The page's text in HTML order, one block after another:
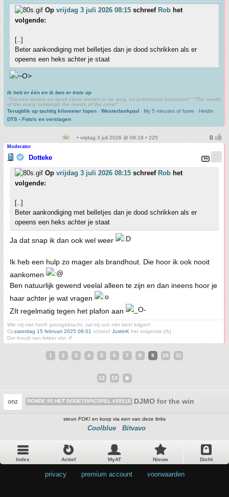
Op vrijdag 3 juli 2026 08:15 schreef Rob het
volgende:
[..]
Beter aankondiging met belletjes dan je dood schrikken als er
opeens een heks achter je staat
Ik heb er één en ik ben er trots op
"Tussen droom en daad staan wetten in de weg, en praktische bezwaren" "The needs
of the many outweigh the needs of the crew"
Terugblik op tachtig kilometer lopen - Westerborkpad - My 5 minutes of fame - Heldin
DTS - Foto's en verslagen
• vrijdag 3 juli 2026 @ 08:18 • 225
Moderator
Dotteke
Op vrijdag 3 juli 2026 08:15 schreef Rob het
volgende:
[..]
Beter aankondiging met belletjes dan je dood schrikken als er
opeens een heks achter je staat
Ja dat snap ik dan ook wel weer
Ik heb een hulp zo mager als brandhout. Die hoor ik ook nooit
aankomen
Ben natuurlijk gewend veelal alleen te zijn en dan ineens hoor je
haar achter je wat vragen
ZIt regelmatig tegen het plafon aan
Wie mij niet heeft grootgebracht, zal mij ook niet klein krijgen!
Opzaterdag 15 februari 2025 08:01 schreef JustinK het volgende:[/b]
Dot houdt van lekker vlot :P
1 2 3 4 5 6 7 8 9 10 11
12 13
onz RONDE 95 HET DODETOPICSPEL #20516 DJMO for the win
steun FOK! en koop via een van deze links
Coolblue Bitvavo
Index Actief MyAT Nieuw Dicht
privacy premium account voorwaarden